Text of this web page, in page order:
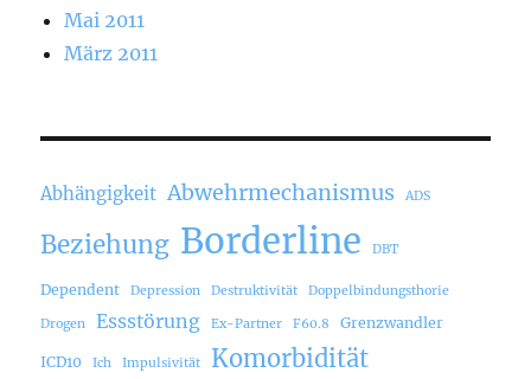
Mai 2011
März 2011
Abhängigkeit Abwehrmechanismus ADS
Beziehung Borderline DBT
Dependent Depression Destruktivität Doppelbindungsthorie
Drogen Essstörung Ex-Partner F60.8 Grenzwandler
ICD10 Ich Impulsivität Komorbidität